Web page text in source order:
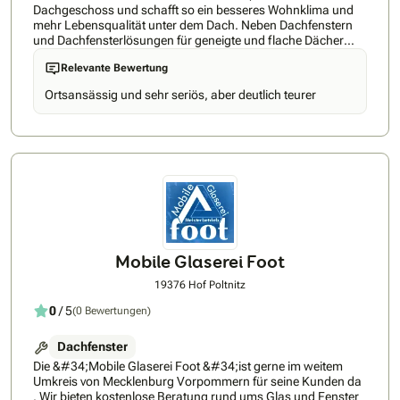
Dachgeschoss und schafft so ein besseres Wohnklima und
mehr Lebensqualität unter dem Dach. Neben Dachfenstern
und Dachfensterlösungen für geneigte und flache Dächer
bietet Velux auch Produkte für den Hitze- und Sonnenschutz
sowie Smart Home Lösungen. Entdecken Sie die
Produktvielfalt von VELUX und lassen Sie sich von uns
beraten. Buchen Sie ihre Beratung direkt hier beim VELUX
Beratungsservice: Bookings – – Outlook
Relevante Bewertung
Ortsansässig und sehr seriös, aber deutlich teurer
Mobile Glaserei Foot
19376 Hof Poltnitz
0/ 5(0 Bewertungen)
Dachfenster
Die &#34;Mobile Glaserei Foot &#34;ist gerne im weitem
Umkreis von Mecklenburg Vorpommern für seine Kunden da
. Wir bieten kostenlose Beratung rund ums Glas und Fenster